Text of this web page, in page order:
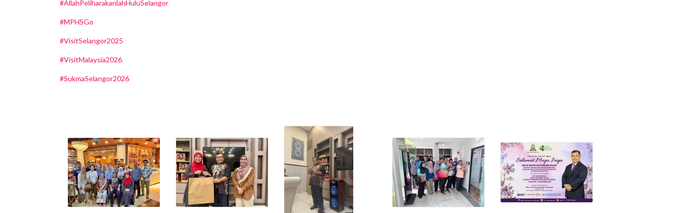
#AllahPeliharakanlahHuluSelangor
#MPHSGo
#VisitSelangor2025
#VisitMalaysia2026
#SukmaSelangor2026